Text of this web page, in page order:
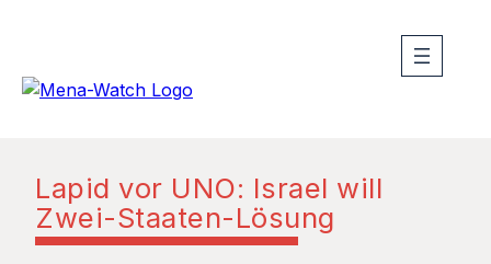
Lapid vor UNO: Israel will
Zwei-Staaten-Lösung